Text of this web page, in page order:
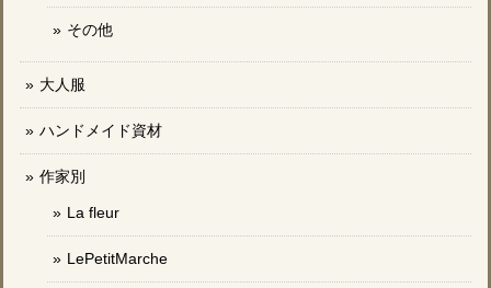
その他
大人服
ハンドメイド資材
作家別
La fleur
LePetitMarche